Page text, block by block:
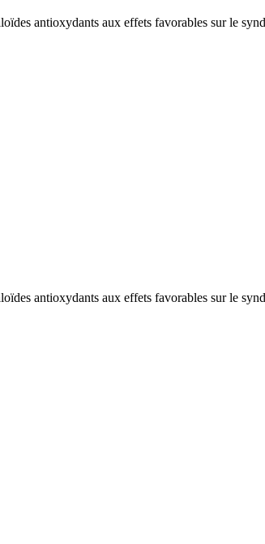
antioxydants aux effets favorables sur le
antioxydants aux effets favorables sur le